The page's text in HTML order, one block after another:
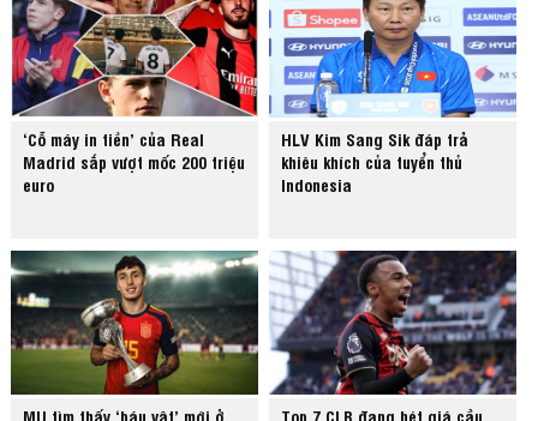
‘Cỗ máy in tiền’ của Real
Madrid sắp vượt mốc 200 triệu
euro
HLV Kim Sang Sik đáp trả
khiêu khích của tuyển thủ
Indonesia
MU tìm thấy ‘báu vật’ mới ở
Top 7 CLB đang hét giá cầu